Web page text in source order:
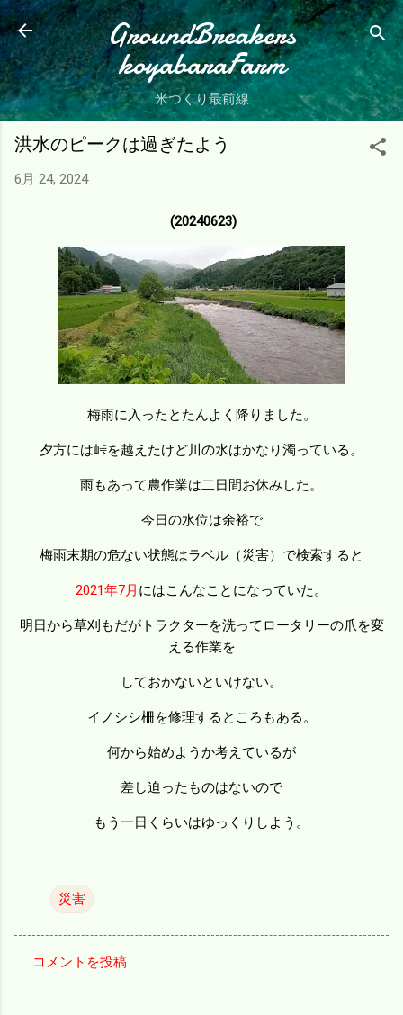
スキップしてメイン コンテンツに移動
GroundBreakers
koyabaraFarm
米つくり最前線
洪水のピークは過ぎたよう
6月 24, 2024
(20240623)
梅雨に入ったとたんよく降りました。
夕方には峠を越えたけど川の水はかなり濁っている。
雨もあって農作業は二日間お休みした。
今日の水位は余裕で
梅雨末期の危ない状態はラベル（災害）で検索すると
2021年7月 にはこんなことになっていた。
明日から草刈もだがトラクターを洗ってロータリーの爪を変
える作業を
しておかないといけない。
イノシシ柵を修理するところもある。
何から始めようか考えているが
差し迫ったものはないので
もう一日くらいはゆっくりしよう。
災害
コメントを投稿